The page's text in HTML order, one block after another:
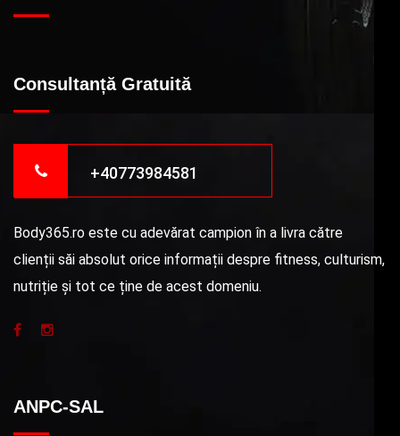
Consultanță Gratuită
+40773984581
Body365.ro este cu adevărat campion în a livra către
clienții săi absolut orice informații despre fitness, culturism,
nutriție și tot ce ține de acest domeniu.
ANPC-SAL